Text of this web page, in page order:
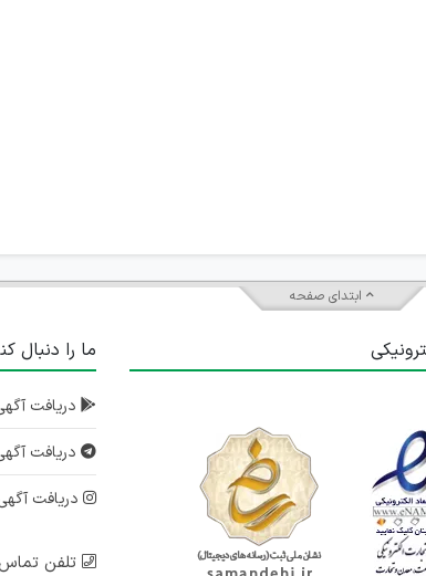
ابتدای صفحه
ما را دنبال
دریافت
دریافت
دریافت
تلفن